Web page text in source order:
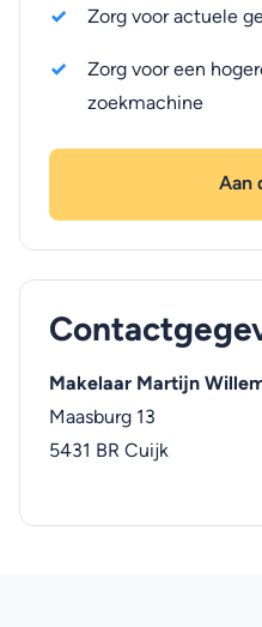
Zorg voor actuele
Zorg voor een
zoekmachine
Aan
Makelaar Martijn
Maasburg 13
5431 BR Cuijk